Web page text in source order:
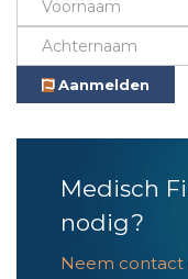
Aanmelden
Medisch
nodig?
Neem contact